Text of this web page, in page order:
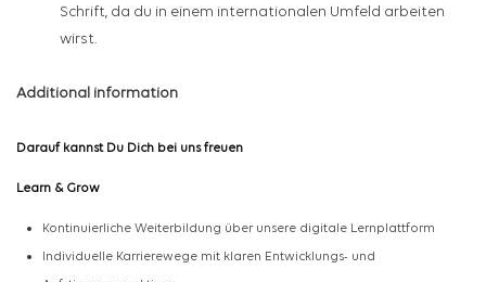
Schrift, da du in einem internationalen Umfeld arbeiten
wirst.
Additional information
Darauf kannst Du Dich bei uns freuen
Learn & Grow
Kontinuierliche Weiterbildung über unsere digitale Lernplattform
Individuelle Karrierewege mit klaren Entwicklungs- und